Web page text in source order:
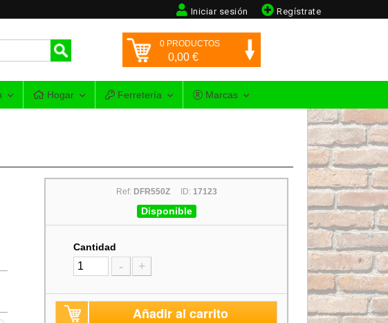
Regístrate
Iniciar sesión
0 PRODUCTOS
0,00 €
Hogar Ferretería Marcas
Ref: DFR550ZID: 17123
Disponible
Cantidad
- +
Añadir al carrito